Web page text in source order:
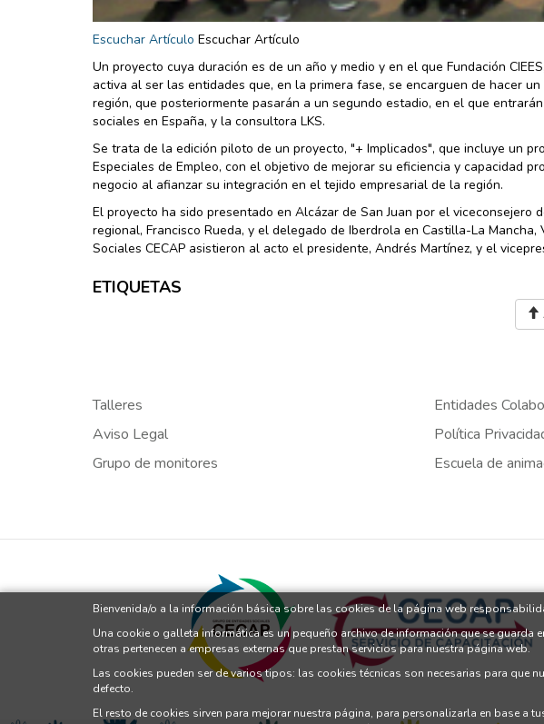
Escuchar Artículo Escuchar Artículo
Un proyecto cuya duración es de un año y medio y en el que Fundación
activa al ser las entidades que, en la primera fase, se encarguen de hacer
región, que posteriormente pasarán a un segundo estadio, en el que
sociales en España, y la consultora LKS.
Se trata de la edición piloto de un proyecto, "+ Implicados", que incluye un
Especiales de Empleo, con el objetivo de mejorar su eficiencia y capacidad
negocio al afianzar su integración en el tejido empresarial de la región.
El proyecto ha sido presentado en Alcázar de San Juan por el viceconsejero
regional, Francisco Rueda, y el delegado de Iberdrola en Castilla-La
Sociales CECAP asistieron al acto el presidente, Andrés Martínez, y el
ETIQUETAS
Talleres Entidades
Aviso Legal
Política
Grupo de monitores
Escuela de
Bienvenida/o a la información básica sobre las cookies de la página web
Una cookie o galleta informática es un pequeño archivo de información que se
otras pertenecen a empresas externas que prestan servicios para nuestra página web.
Las cookies pueden ser de varios tipos: las cookies técnicas son necesarias para
defecto.
El resto de cookies sirven para mejorar nuestra página, para personalizarla en base